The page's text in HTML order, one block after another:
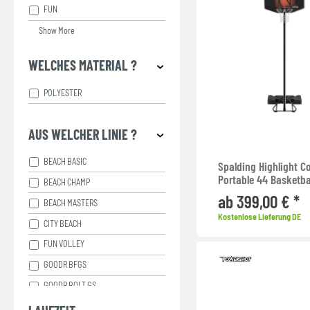
NETZE - HALLE
PFOSTEN - BEACH
RÜCKENGÜRTEL
SCHIEDSRICHTER KARTEN
SCHIEDSRICHTER PFEIFEN
SCHIEDSRICHTER STÜHLE
SCHNUR
SCHUTZPOLSTER
SICHTSCHUTZ
FUN
Show More
WELCHES MATERIAL ?
POLYESTER
AUS WELCHER LINIE ?
BEACH BASIC
BEACH CHAMP
BEACH MASTERS
CITY BEACH
FUN VOLLEY
GOODR BFGS
GOODR BOLT GS
GOODR CIRCLE GS
Spalding Highlight
Portable 44
ab 399,00 € *
Kostenlose Lieferung DE